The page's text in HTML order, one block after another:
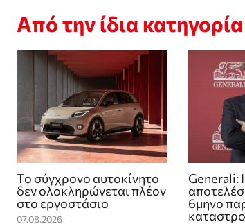
Από την ίδια
Το σύγχρονο αυτοκίνητο
δεν ολοκληρώνεται πλέον
στο εργοστάσιο
07.08.2026
Generali:
6μηνο